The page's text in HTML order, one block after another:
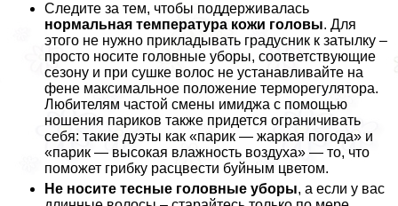
Следите за тем, чтобы поддерживалась
нормальная температура кожи головы. Для
этого не нужно прикладывать градусник к затылку –
просто носите головные уборы, соответствующие
сезону и при сушке волос не устанавливайте на
фене максимальное положение терморегулятора.
Любителям частой смены имиджа с помощью
ношения париков также придется ограничивать
себя: такие дуэты как «парик — жаркая погода» и
«парик — высокая влажность воздуха» — то, что
поможет грибку расцвести буйным цветом.
Не носите тесные головные уборы, а если у вас